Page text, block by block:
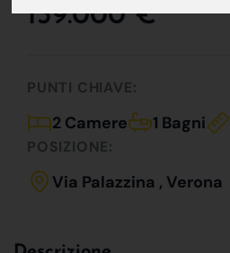
139.000 €
PUNTI CHIAVE:
2 Camere 1 Bagni
POSIZIONE:
Via Palazzina , Verona